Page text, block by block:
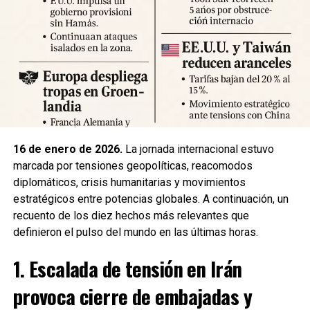
Expertos advierten sobre la posibilidad de réplicas
significativas y llaman a mantener la calma y preparar
suministros básicos. Las autoridades locales han
habilitado centros de atención para damnificados y piden a
la ciudadanía priorizar la seguridad y la cooperación con
los equipos de respuesta.
Fuente: 5to Poder Agencia de Noticias
16 de enero de 2026.La jornada internacional estuvo
marcada por tensiones geopolíticas, reacomodos
diplomáticos, crisis humanitarias y movimientos
estratégicos entre potencias globales. A continuación, un
recuento de los diez hechos más relevantes que
definieron el pulso del mundo en las últimas horas.
1. Escalada de tensión en Irán
provoca cierre de embajadas y